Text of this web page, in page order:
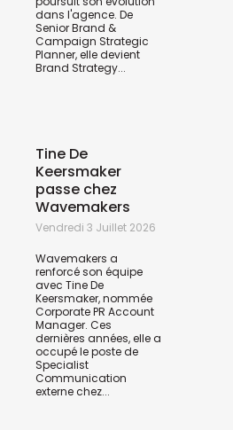
dans l'agence. De
Senior Brand &
Campaign Strategic
Planner, elle devient
Brand Strategy...
Tine De
Keersmaker
passe chez
Wavemakers
Vendredi 3 Juillet 2026
Wavemakers a
renforcé son équipe
avec Tine De
Keersmaker, nommée
Corporate PR Account
Manager. Ces
dernières années, elle a
occupé le poste de
Specialist
Communication
externe chez...